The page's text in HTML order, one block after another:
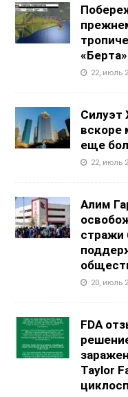
«Берта»
22, июль
Силуэт
вскоре
еще
22, июль
Алим
стражи
20, июль
FDA
Taylor